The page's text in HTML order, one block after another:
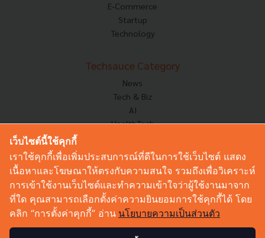
E-Commerce
Startup
Technology
Techsauce Category
News
Tech & Biz
AI
HealthTech
Corp Innov
Saucy Thoughts
Based On
Sustainable
Videos
Podcast
เว็บไซต์นี้ใช้คุกกี้
เราใช้คุกกี้เพื่อเพิ่มประสบการณ์ที่ดีในการใช้เว็บไซต์ แสดง
เนื้อหาและโฆษณาให้ตรงกับความสนใจ รวมถึงเพื่อวิเคราะห์
การเข้าใช้งานเว็บไซต์และทำความเข้าใจว่าผู้ใช้งานมาจาก
ที่ใด คุณสามารถเลือกตั้งค่าความยินยอมการใช้คุกกี้ได้ โดย
คลิก “การตั้งค่าคุกกี้” อ่าน นโยบายความเป็นส่วนตัว